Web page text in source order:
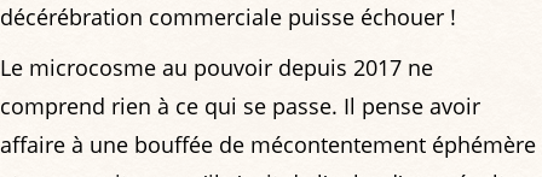
décérébration commerciale puisse échouer !
Le microcosme au pouvoir depuis 2017 ne
comprend rien à ce qui se passe. Il pense avoir
affaire à une bouffée de mécontentement éphémère